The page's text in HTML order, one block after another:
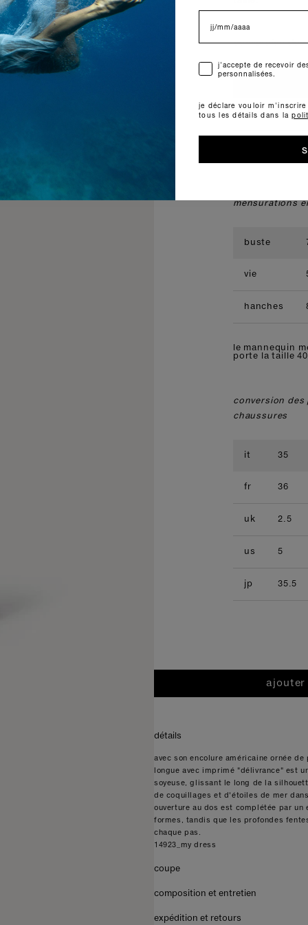
conversion des
it
mensurations
buste
vie
hanches
le mannequin
porte la taille
conversion des
chaussures
it 35
fr 36
uk 2.5
us 5
jp 35.5
ajouter
détails
avec son encolure américaine ornée
longue avec imprimé "délivrance" est
soyeuse, glissant le long de la
de coquillages et d'étoiles de mer
ouverture au dos est complétée par
formes, tandis que les profondes
chaque pas.
14923_my dress
coupe
composition et entretien
expédition et retours
data di nascita
consensoj'accepte de recevoir
personnalisées.
je déclare vouloir
tous les détails dans la